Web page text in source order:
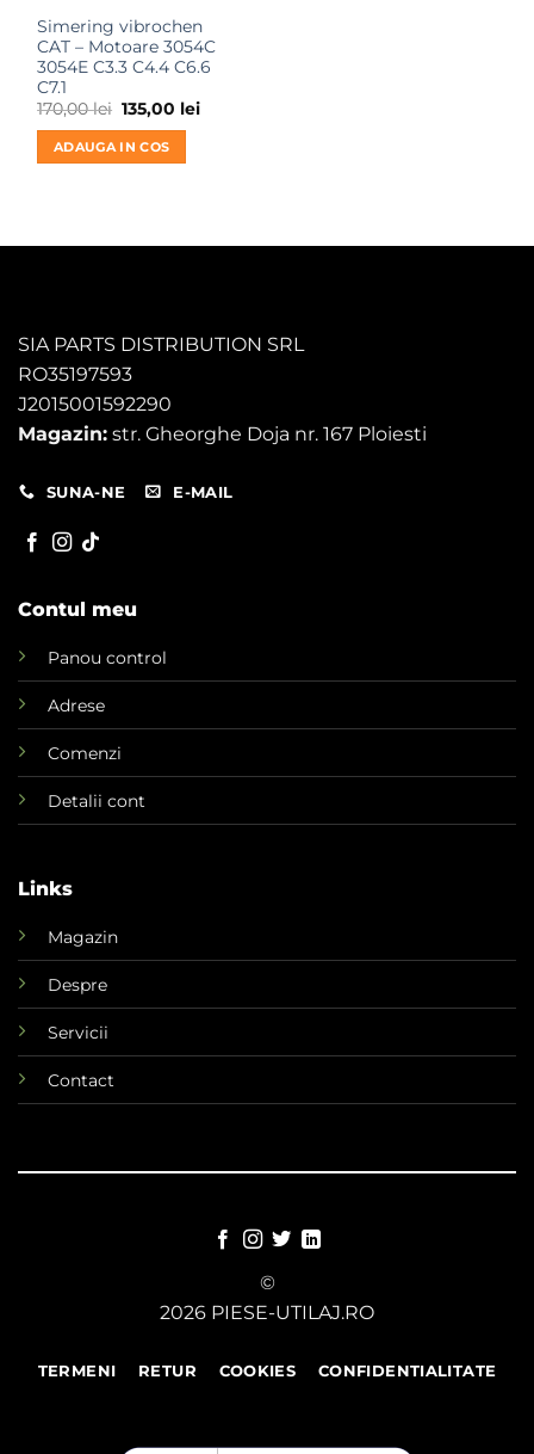
Simering vibrochen
CAT – Motoare 3054C
3054E C3.3 C4.4 C6.6
C7.1
170,00lei Prețul
inițial
a
fost:
170,00 lei.
135,00 leiPrețul
ADAUGA IN COS
SIA PARTS DISTRIBUTION SRL
RO35197593
J2015001592290
Magazin: str. Gheorghe Doja nr. 167 Ploiesti
SUNA-NE E-MAIL
Contul meu
Panou control
Adrese
Comenzi
Detalii cont
Links
Magazin
Despre
Servicii
Contact
©
2026 PIESE-UTILAJ.RO
TERMENI RETUR COOKIES CONFIDENTIALITATE